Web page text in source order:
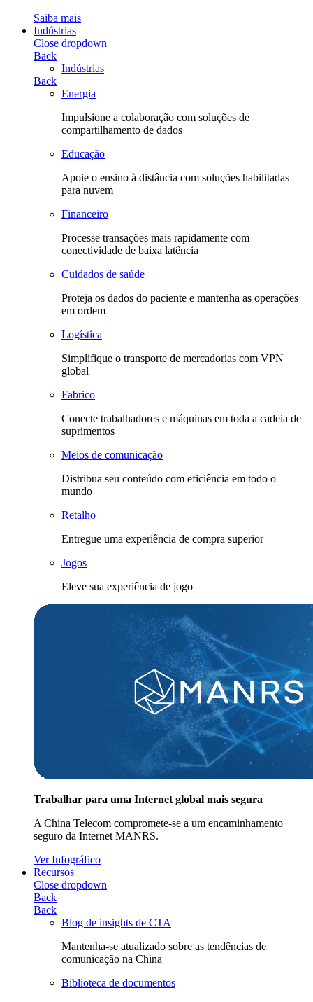
Saiba mais
Indústrias
Close dropdown
Back
Indústrias
Back
Energia
Impulsione a colaboração com soluções de
compartilhamento de dados
Educação
Apoie o ensino à distância com soluções habilitadas
para nuvem
Financeiro
Processe transações mais rapidamente com
conectividade de baixa latência
Cuidados de saúde
Proteja os dados do paciente e mantenha as operações
em ordem
Logística
Simplifique o transporte de mercadorias com VPN
global
Fabrico
Conecte trabalhadores e máquinas em toda a cadeia de
suprimentos
Meios de comunicação
Distribua seu conteúdo com eficiência em todo o
mundo
Retalho
Entregue uma experiência de compra superior
Jogos
Eleve sua experiência de jogo
Trabalhar para uma Internet global mais segura
A China Telecom compromete-se a um encaminhamento
seguro da Internet MANRS.
Ver Infográfico
Recursos
Close dropdown
Back
Back
Blog de insights de CTA
Mantenha-se atualizado sobre as tendências de
comunicação na China
Biblioteca de documentos